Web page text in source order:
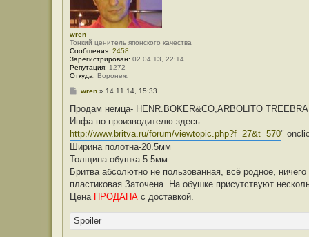
wren
Тонкий ценитель японского качества
Сообщения: 2458
Зарегистрирован: 02.04.13, 22:14
Репутация: 1272
Откуда: Воронеж
С
о
щ
е
н
и
е
wren» 14.11.14, 15:33
Продам немца- HENR.BOKER&CO,ARBOLITO
Инфа по производителю здесь
http://www.britva.ru/forum/viewtopic.php?f=27&t=570"
Ширина полотна-20.5мм
Толщина обушка-5.5мм
Бритва абсолютно не пользованная, всё родное,
пластиковая.Заточена. На обушке присутствуют
Цена ПРОДАНА c доставкой.
Spoiler